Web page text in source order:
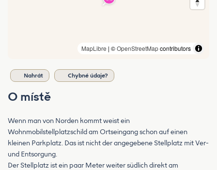
MapLibre | ©OpenStreetMapcontributors
Nahrát Chybné údaje?
O místě
Wenn man von Norden kommt weist ein
Wohnmobilstellplatzschild am Ortseingang schon auf einen
kleinen Parkplatz. Das ist nicht der angegebene Stellplatz mit Ver-
und Entsorgung.
Der Stellplatz ist ein paar Meter weiter südlich direkt am